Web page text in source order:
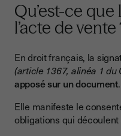
Qu’est-ce
l’acte de vente
En droit français, la
(article 1367, alinéa 1 du
apposé sur un document.
Elle manifeste le
obligations qui